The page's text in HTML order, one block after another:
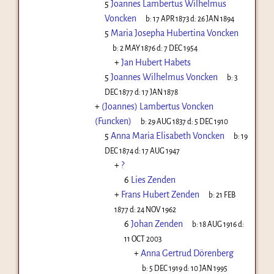
5 Joannes Lambertus Wilhelmus
Voncken
b:17 APR 1873d:26 JAN 1894
5 Maria Josepha Hubertina Voncken
b:2 MAY 1876d:7 DEC 1954
+Jan Hubert Habets
5 Joannes Wilhelmus Voncken b:3
DEC 1877d: 17 JAN 1878
+ (Joannes) Lambertus Voncken
(Funcken)
b:29 AUG 1837d: 5 DEC 1910
5 Anna Maria Elisabeth Voncken b:19
DEC 1874d: 17 AUG 1947
+ ?
6 Lies Zenden
+ Frans Hubert Zenden b:21 FEB
1877d: 24 NOV 1962
6 Johan Zenden b:18 AUG 1916d:
11 OCT 2003
+Anna Gertrud Dörenberg
b: 5 DEC 1919d:10 JAN 1995